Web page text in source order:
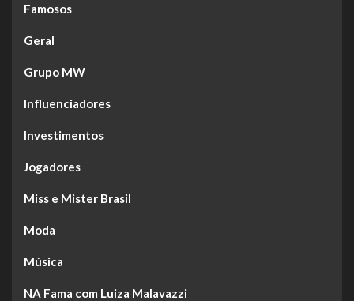
Famosos
Geral
Grupo MW
Influenciadores
Investimentos
Jogadores
Miss e Mister Brasil
Moda
Música
NA Fama com Luiza Malavazzi